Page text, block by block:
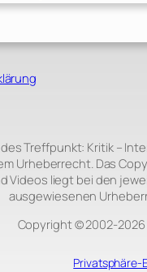
des Treffpunkt: Kritik –
Urheberrecht. Das
Videos liegt bei den
ausgewiesenen
Copyright © 2002‑2026
Privatsphäre-